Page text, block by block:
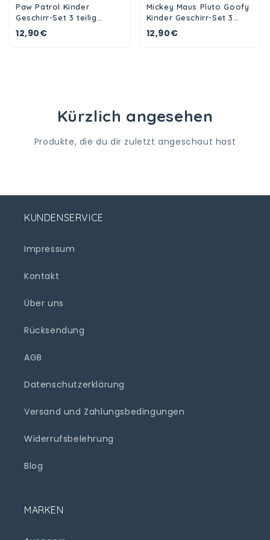
Paw Patrol Kinder
Geschirr-Set 3 teilig
Becher Teller Schüssel
12,90€
Mickey Maus Pluto Goofy
Kinder Geschirr-Set 3
teilig Becher Teller
Schüssel
12,90€
Kürzlich angesehen
Produkte, die du dir zuletzt angeschaut hast
KUNDENSERVICE
Impressum
Kontakt
Über uns
Rücksendung
AGB
Datenschutzerklärung
Versand und Zahlungsbedingungen
Widerrufsbelehrung
Blog
MARKEN